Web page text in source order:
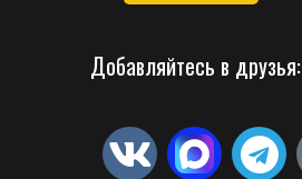
Добавляйтесь в друзья: